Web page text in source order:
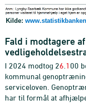
Kilde:
Fald i modtagere
I 2024 modtog 26 1 00
kommunal
serviceloven.
har til formål at